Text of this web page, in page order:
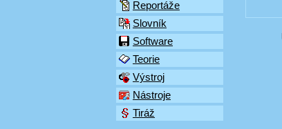
Reportáže
Slovník
Software
Teorie
Výstroj
Nástroje
Tiráž